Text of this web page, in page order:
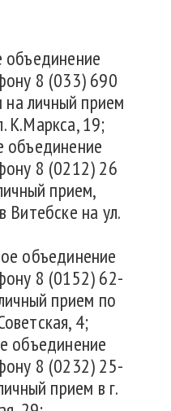
объединение
8 (033) 690
личный прием
К.Маркса, 19;
объединение
8 (0212) 26
прием,
Витебске на ул.
объединение
8 (0152) 62-
прием по
4;
объединение
8 (0232) 25-
прием в г.